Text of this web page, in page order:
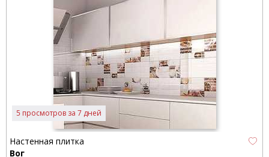
5 просмотров за 7 дней
Настенная плитка
Вог